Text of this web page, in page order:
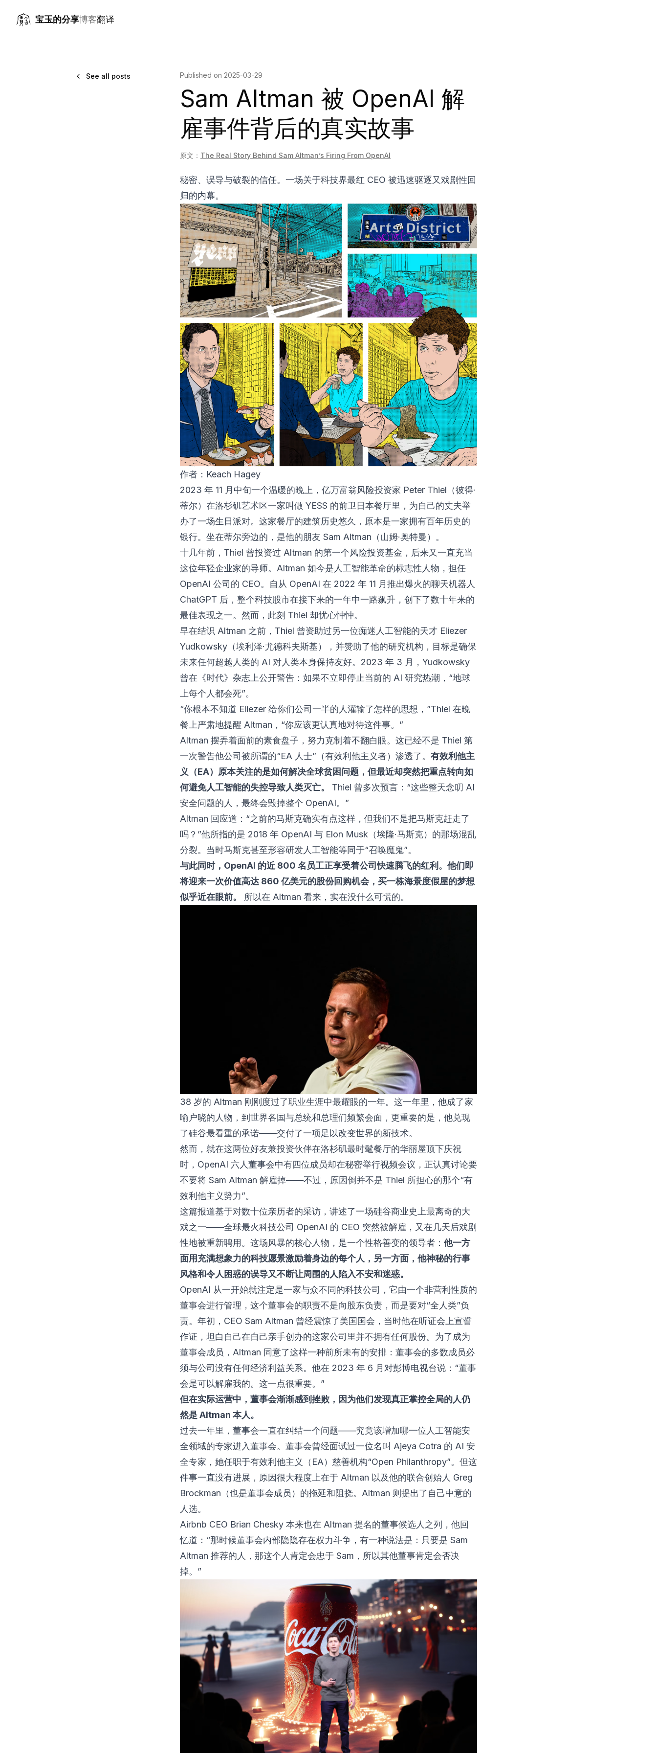
宝玉的分享博客翻译
See all posts Published on 2025-03-29
Sam Altman 被 OpenAI 解
雇事件背后的真实故事
原文： The Real Story Behind Sam Altman’s Firing From OpenAI
秘密、误导与破裂的信任。一场关于科技界最红 CEO 被迅速驱逐又戏剧性回
归的内幕。
作者： Keach Hagey
2023 年 11 月中旬一个温暖的晚上，亿万富翁风险投资家 Peter Thiel（彼得·
蒂尔）在洛杉矶艺术区一家叫做 YESS 的前卫日本餐厅里，为自己的丈夫举
办了一场生日派对。这家餐厅的建筑历史悠久，原本是一家拥有百年历史的
银行。坐在蒂尔旁边的，是他的朋友 Sam Altman（山姆·奥特曼）。
十几年前，Thiel 曾投资过 Altman 的第一个风险投资基金，后来又一直充当
这位年轻企业家的导师。Altman 如今是人工智能革命的标志性人物，担任
OpenAI 公司的 CEO。自从 OpenAI 在 2022 年 11 月推出爆火的聊天机器人
ChatGPT 后，整个科技股市在接下来的一年中一路飙升，创下了数十年来的
最佳表现之一。然而，此刻 Thiel 却忧心忡忡。
早在结识 Altman 之前，Thiel 曾资助过另一位痴迷人工智能的天才 Eliezer
Yudkowsky（埃利泽·尤德科夫斯基），并赞助了他的研究机构，目标是确保
未来任何超越人类的 AI 对人类本身保持友好。2023 年 3 月，Yudkowsky
曾在《时代》杂志上公开警告：如果不立即停止当前的 AI 研究热潮，“地球
上每个人都会死”。
“你根本不知道 Eliezer 给你们公司一半的人灌输了怎样的思想，”Thiel 在晚
餐上严肃地提醒 Altman，“你应该更认真地对待这件事。”
Altman 摆弄着面前的素食盘子，努力克制着不翻白眼。这已经不是 Thiel 第
一次警告他公司被所谓的“EA 人士”（有效利他主义者）渗透了。 有效利他主
义（EA）原本关注的是如何解决全球贫困问题，但最近却突然把重点转向如
何避免人工智能的失控导致人类灭亡。
Thiel 曾多次预言：“这些整天念叨 AI
安全问题的人，最终会毁掉整个 OpenAI。”
Altman 回应道：“之前的马斯克确实有点这样，但我们不是把马斯克赶走了
吗？”他所指的是 2018 年 OpenAI 与 Elon Musk（埃隆·马斯克）的那场混乱
分裂。当时马斯克甚至形容研发人工智能等同于“召唤魔鬼”。
与此同时，OpenAI 的近 800 名员工正享受着公司快速腾飞的红利。他们即
将迎来一次价值高达 860 亿美元的股份回购机会，买一栋海景度假屋的梦想
似乎近在眼前。
所以在 Altman 看来，实在没什么可慌的。
38 岁的 Altman 刚刚度过了职业生涯中最耀眼的一年。这一年里，他成了家
喻户晓的人物，到世界各国与总统和总理们频繁会面，更重要的是，他兑现
了硅谷最看重的承诺——交付了一项足以改变世界的新技术。
然而，就在这两位好友兼投资伙伴在洛杉矶最时髦餐厅的华丽屋顶下庆祝
时，OpenAI 六人董事会中有四位成员却在秘密举行视频会议，正认真讨论要
不要将 Sam Altman 解雇掉——不过，原因倒并不是 Thiel 所担心的那个“有
效利他主义势力”。
这篇报道基于对数十位亲历者的采访，讲述了一场硅谷商业史上最离奇的大
戏之一——全球最火科技公司 OpenAI 的 CEO 突然被解雇，又在几天后戏剧
性地被重新聘用。这场风暴的核心人物，是一个性格善变的领导者： 他一方
面用充满想象力的科技愿景激励着身边的每个人，另一方面，他神秘的行事
风格和令人困惑的误导又不断让周围的人陷入不安和迷惑。
OpenAI 从一开始就注定是一家与众不同的科技公司，它由一个非营利性质的
董事会进行管理，这个董事会的职责不是向股东负责，而是要对“全人类”负
责。年初，CEO Sam Altman 曾经震惊了美国国会，当时他在听证会上宣誓
作证，坦白自己在自己亲手创办的这家公司里并不拥有任何股份。为了成为
董事会成员，Altman 同意了这样一种前所未有的安排：董事会的多数成员必
须与公司没有任何经济利益关系。他在 2023 年 6 月对彭博电视台说：“董事
会是可以解雇我的。这一点很重要。”
但在实际运营中，董事会渐渐感到挫败，因为他们发现真正掌控全局的人仍
然是 Altman 本人。
过去一年里，董事会一直在纠结一个问题——究竟该增加哪一位人工智能安
全领域的专家进入董事会。董事会曾经面试过一位名叫 Ajeya Cotra 的 AI 安
全专家，她任职于有效利他主义（EA）慈善机构“Open Philanthropy”。但这
件事一直没有进展，原因很大程度上在于 Altman 以及他的联合创始人 Greg
Brockman（也是董事会成员）的拖延和阻挠。Altman 则提出了自己中意的
人选。
Airbnb CEO Brian Chesky 本来也在 Altman 提名的董事候选人之列，他回
忆道：“那时候董事会内部隐隐存在权力斗争，有一种说法是：只要是 Sam
Altman 推荐的人，那这个人肯定会忠于 Sam，所以其他董事肯定会否决
掉。”